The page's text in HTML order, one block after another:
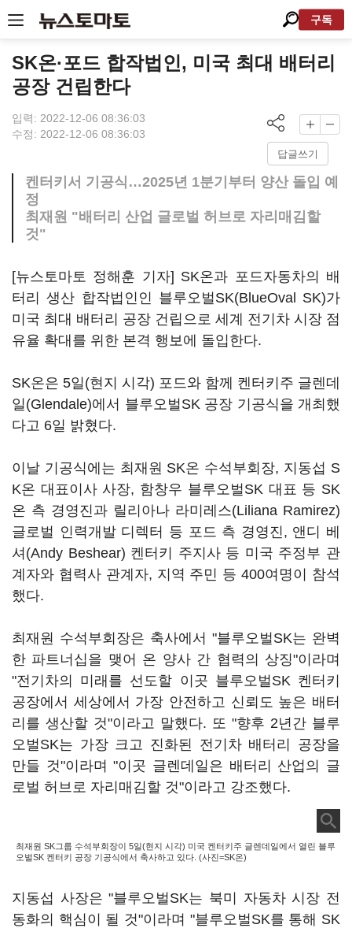
구독
SK온·포드 합작법인, 미국 최대 배터리
공장 건립한다
입력: 2022-12-06 08:36:03
수정: 2022-12-06 08:36:03
답글쓰기
켄터키서 기공식…2025년 1분기부터 양산 돌입 예
정
최재원 "배터리 산업 글로벌 허브로 자리매김할
것"
[뉴스토마토 정해훈 기자] SK온과 포드자동차의 배
터리 생산 합작법인인 블루오벌SK(BlueOval SK)가
미국 최대 배터리 공장 건립으로 세계 전기차 시장 점
유율 확대를 위한 본격 행보에 돌입한다.
SK온은 5일(현지 시각) 포드와 함께 켄터키주 글렌데
일(Glendale)에서 블루오벌SK 공장 기공식을 개최했
다고 6일 밝혔다.
이날 기공식에는 최재원 SK온 수석부회장, 지동섭 S
K온 대표이사 사장, 함창우 블루오벌SK 대표 등 SK
온 측 경영진과 릴리아나 라미레스(Liliana Ramirez)
글로벌 인력개발 디렉터 등 포드 측 경영진, 앤디 베
셔(Andy Beshear) 켄터키 주지사 등 미국 주정부 관
계자와 협력사 관계자, 지역 주민 등 400여명이 참석
했다.
최재원 수석부회장은 축사에서 "블루오벌SK는 완벽
한 파트너십을 맺어 온 양사 간 협력의 상징"이라며
"전기차의 미래를 선도할 이곳 블루오벌SK 켄터키
공장에서 세상에서 가장 안전하고 신뢰도 높은 배터
리를 생산할 것"이라고 말했다. 또 "향후 2년간 블루
오벌SK는 가장 크고 진화된 전기차 배터리 공장을
만들 것"이라며 "이곳 글렌데일은 배터리 산업의 글
로벌 허브로 자리매김할 것"이라고 강조했다.
최재원 SK그룹 수석부회장이 5일(현지 시각) 미국 켄터키주 글렌데일에서 열린 블루
오벌SK 켄터키 공장 기공식에서 축사하고 있다. (사진=SK온)
지동섭 사장은 "블루오벌SK는 북미 자동차 시장 전
동화의 핵심이 될 것"이라며 "블루오벌SK를 통해 SK